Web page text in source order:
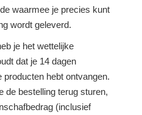
waarmee je precies kunt
wordt geleverd.
je het wettelijke
dat je 14 dagen
producten hebt ontvangen.
de bestelling terug sturen,
(inclusief